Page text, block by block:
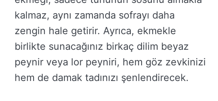
kalmaz, aynı zamanda sofrayı daha
zengin hale getirir. Ayrıca, ekmekle
birlikte sunacağınız birkaç dilim beyaz
peynir veya lor peyniri, hem göz zevkinizi
hem de damak tadınızı şenlendirecek.